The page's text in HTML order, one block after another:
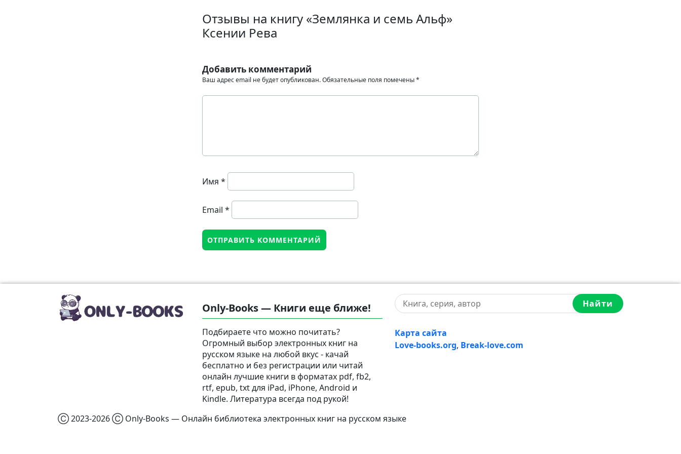
Отзывы на книгу «Землянка и семь Альф»
Ксении Рева
Добавить комментарий
Ваш адрес email не будет опубликован.Обязательные поля помечены*
Имя *
Email *
Only-Books — Книги еще ближе!
Подбираете что можно почитать?
Огромный выбор электронных книг на
русском языке на любой вкус - качай
бесплатно и без регистрации или читай
онлайн лучшие книги в форматах pdf, fb2,
rtf, epub, txt для iPad, iPhone, Android и
Kindle. Литература всегда под рукой!
Найти
Карта сайта
Love-books.org, Break-love.com
Ⓒ 2023-2026 Ⓒ Only-Books — Онлайн библиотека электронных книг на русском языке